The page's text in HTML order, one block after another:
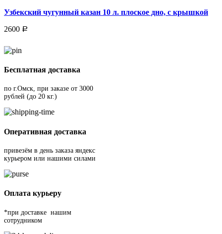
Узбекский чугунный казан 10 л. плоское дно, с крышкой
2600 Р
Бесплатная доставка
по г.Омск, при заказе от 3000
рублей (до 20 кг.)
Оперативная доставка
привезём в день заказа яндекс
курьером или нашими силами
Оплата курьеру
*при доставке нашим
сотрудником